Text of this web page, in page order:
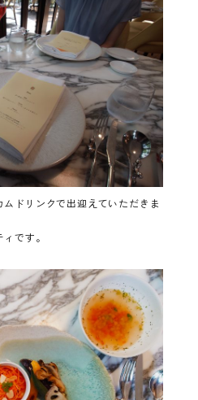
ドリンクで出迎えていただきま
です。